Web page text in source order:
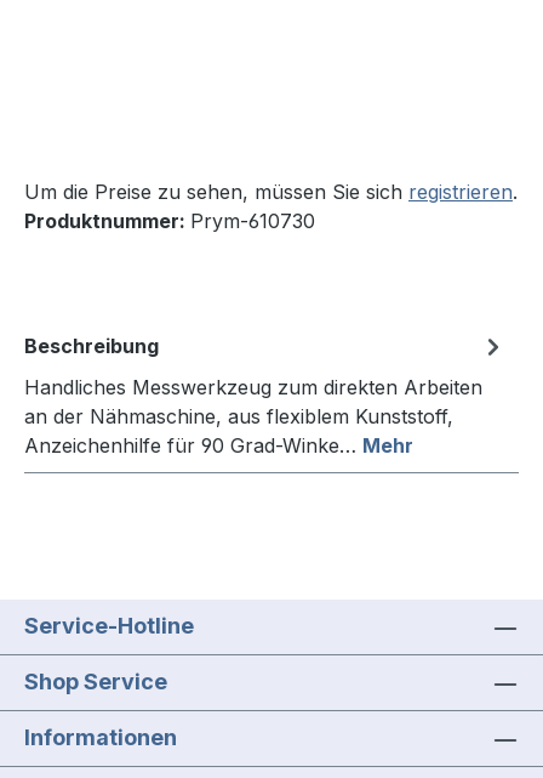
Um die Preise zu sehen, müssen Sie sich registrieren.
Produktnummer: Prym-610730
Beschreibung
Handliches Messwerkzeug zum direkten Arbeiten
an der Nähmaschine, aus flexiblem Kunststoff,
Anzeichenhilfe für 90 Grad-Winke… Mehr
Service-Hotline
Shop Service
Informationen